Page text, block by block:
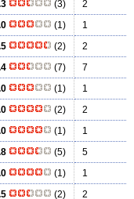
(3)
2
(1)
1
(2)
2
(7)
7
(1)
1
(2)
2
(1)
1
(5)
5
(1)
1
(2)
2